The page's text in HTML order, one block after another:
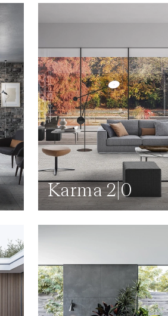
Karma 2|0